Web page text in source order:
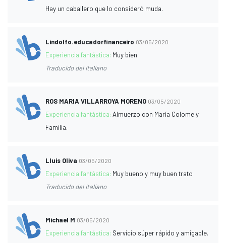
Hay un caballero que lo consideró muda.
Lindolfo.educadorfinanceiro 03/05/2020
Experiencia fantástica: Muy bien
Traducido del Italiano
ROS MARIA VILLARROYA MORENO 03/05/2020
Experiencia fantástica:Almuerzo con María Colome y
Familia.
Lluis Oliva 03/05/2020
Experiencia fantástica: Muy bueno y muy buen trato
Traducido del Italiano
Michael M 03/05/2020
Experiencia fantástica: Servicio súper rápido y amigable.